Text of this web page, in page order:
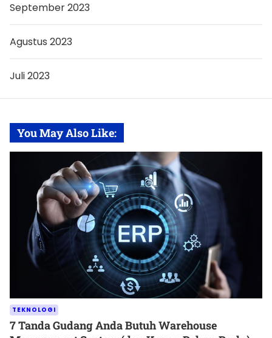
September 2023
Agustus 2023
Juli 2023
You May Also Like:
TEKNOLOGI
7 Tanda Gudang Anda Butuh Warehouse